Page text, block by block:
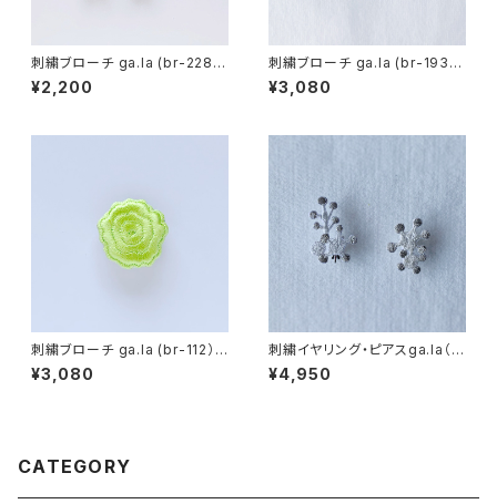
刺繍ブローチ ga.la (br-228）
2色
¥2,200
刺繍ブローチ ga.la (br-193）1
色
¥3,080
刺繍ブローチ ga.la (br-112）1
色
¥3,080
刺繍イヤリング・ピアスga.la（e
-050・p-050）5色
¥4,950
CATEGORY